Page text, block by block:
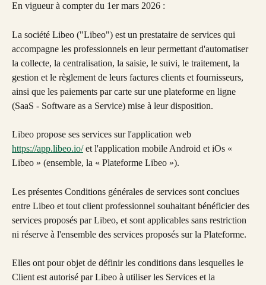
En vigueur à compter du 1er mars 2026 :
La société Libeo ("Libeo") est un prestataire de services qui
accompagne les professionnels en leur permettant d'automatiser
la collecte, la centralisation, la saisie, le suivi, le traitement, la
gestion et le règlement de leurs factures clients et fournisseurs,
ainsi que les paiements par carte sur une plateforme en ligne
(SaaS - Software as a Service) mise à leur disposition.
Libeo propose ses services sur l'application web
https://app.libeo.io/ et l'application mobile Android et iOs «
Libeo » (ensemble, la « Plateforme Libeo »).
Les présentes Conditions générales de services sont conclues
entre Libeo et tout client professionnel souhaitant bénéficier des
services proposés par Libeo, et sont applicables sans restriction
ni réserve à l'ensemble des services proposés sur la Plateforme.
Elles ont pour objet de définir les conditions dans lesquelles le
Client est autorisé par Libeo à utiliser les Services et la